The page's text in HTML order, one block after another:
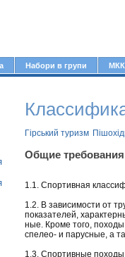
Набори в групи МКК
Гірський туризм
Общие
1.1. Спортивная
1.2. В зависимости от
показателей,
ные. Кроме того,
спелео- и парусные, а
1.3. Спортивные походы